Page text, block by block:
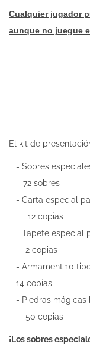
Cualquier jugador
aunque no juegue
El kit de
- Sobres
72 sobres
- Carta
12 copias
- Tapete
2 copias
- Armament
14 copias
-
50 copias
¡Los sobres